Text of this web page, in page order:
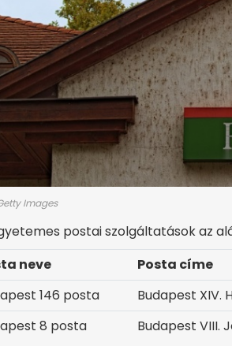
Images
postai szolgáltatások az
neve
Posta címe
146 posta
Budapest XIV.
8 posta
Budapest VIII.